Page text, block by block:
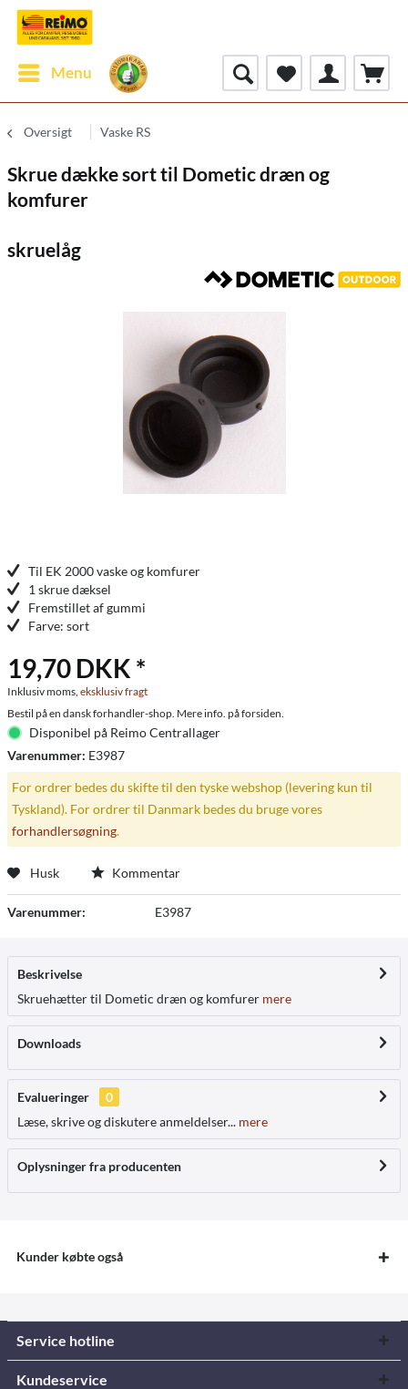
Menu
Oversigt Vaske RS
Skrue dække sort til Dometic dræn og
komfurer
skruelåg
Til EK 2000 vaske og komfurer
1 skrue dæksel
Fremstillet af gummi
Farve: sort
19,70 DKK *
Inklusiv moms, eksklusiv fragt
Bestil på en dansk forhandler-shop. Mere info. på forsiden.
Disponibel på Reimo Centrallager
Varenummer: E3987
For ordrer bedes du skifte til den tyske webshop (levering kun til
Tyskland). For ordrer til Danmark bedes du bruge vores
forhandlersøgning.
Husk Kommentar
Varenummer: E3987
Beskrivelse
Skruehætter til Dometic dræn og komfurer mere
Downloads
Evalueringer
0
Læse, skrive og diskutere anmeldelser... mere
Oplysninger fra producenten
Kunder købte også
Service hotline
Kundeservice